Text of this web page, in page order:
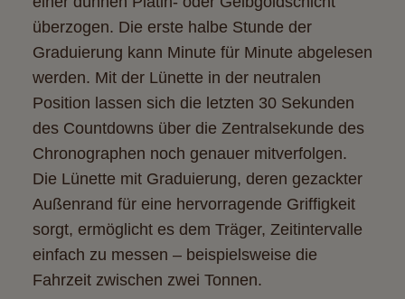
überzogen. Die erste halbe Stunde der
Graduierung kann Minute für Minute abgelesen
werden. Mit der Lünette in der neutralen
Position lassen sich die letzten 30 Sekunden
des Countdowns über die Zentralsekunde des
Chronographen noch genauer mitverfolgen.
Die Lünette mit Graduierung, deren gezackter
Außenrand für eine hervorragende Griffigkeit
sorgt, ermöglicht es dem Träger, Zeitintervalle
einfach zu messen – beispielsweise die
Fahrzeit zwischen zwei Tonnen.